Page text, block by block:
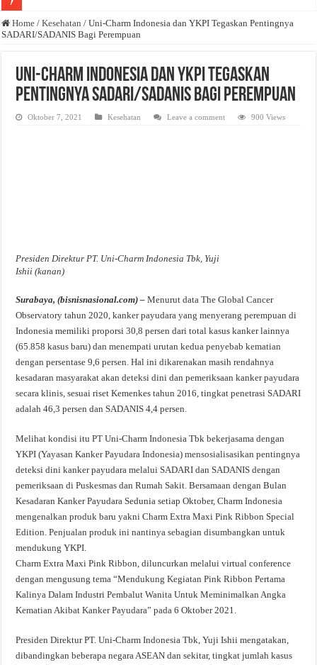
Anda butuh promosi usaha? Kontak ke Email redaksi@bisnisnasional.com
Dibutuhkan Marketing. Lamaran di-email ke redaksi@bisnisnasional.com
Home / Kesehatan / Uni-Charm Indonesia dan YKPI Tegaskan Pentingnya
SADARI/SADANIS Bagi Perempuan
Uni-Charm Indonesia dan YKPI Tegaskan
Pentingnya SADARI/SADANIS Bagi Perempuan
Oktober 7, 2021 Kesehatan Leave a comment 900 Views
Presiden Direktur PT. Uni-Charm Indonesia Tbk, Yuji
Ishii (kanan)
Surabaya, (bisnisnasional.com) – Menurut data The Global Cancer
Observatory tahun 2020, kanker payudara yang menyerang perempuan di
Indonesia memiliki proporsi 30,8 persen dari total kasus kanker lainnya
(65.858 kasus baru) dan menempati urutan kedua penyebab kematian
dengan persentase 9,6 persen. Hal ini dikarenakan masih rendahnya
kesadaran masyarakat akan deteksi dini dan pemeriksaan kanker payudara
secara klinis, sesuai riset Kemenkes tahun 2016, tingkat penetrasi SADARI
adalah 46,3 persen dan SADANIS 4,4 persen.
Melihat kondisi itu PT Uni-Charm Indonesia Tbk bekerjasama dengan
YKPI (Yayasan Kanker Payudara Indonesia) mensosialisasikan pentingnya
deteksi dini kanker payudara melalui SADARI dan SADANIS dengan
pemeriksaan di Puskesmas dan Rumah Sakit. Bersamaan dengan Bulan
Kesadaran Kanker Payudara Sedunia setiap Oktober, Charm Indonesia
mengenalkan produk baru yakni Charm Extra Maxi Pink Ribbon Special
Edition. Penjualan produk ini nantinya sebagian disumbangkan untuk
mendukung YKPI.
Charm Extra Maxi Pink Ribbon, diluncurkan melalui virtual conference
dengan mengusung tema “Mendukung Kegiatan Pink Ribbon Pertama
Kalinya Dalam Industri Pembalut Wanita Untuk Meminimalkan Angka
Kematian Akibat Kanker Payudara” pada 6 Oktober 2021.
Presiden Direktur PT. Uni-Charm Indonesia Tbk, Yuji Ishii mengatakan,
dibandingkan beberapa negara ASEAN dan sekitar, tingkat jumlah kasus